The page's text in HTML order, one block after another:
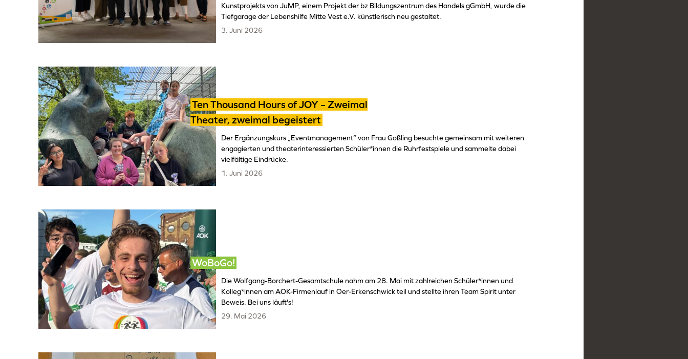
Kunstprojekts von JuMP, einem Projekt der bz Bildungszentrum des Handels gGmbH, wurde die
Tiefgarage der Lebenshilfe Mitte Vest e.V. künstlerisch neu gestaltet.
3. Juni 2026
Ten Thousand Hours of JOY – Zweimal
Theater, zweimal begeistert
Der Ergänzungskurs „Eventmanagement“ von Frau Goßling besuchte gemeinsam mit weiteren
engagierten und theaterinteressierten Schüler*innen die Ruhrfestspiele und sammelte dabei
vielfältige Eindrücke.
1. Juni 2026
WoBoGo!
Die Wolfgang-Borchert-Gesamtschule nahm am 28. Mai mit zahlreichen Schüler*innen und
Kolleg*innen am AOK-Firmenlauf in Oer-Erkenschwick teil und stellte ihren Team Spirit unter
Beweis. Bei uns läuft's!
29. Mai 2026